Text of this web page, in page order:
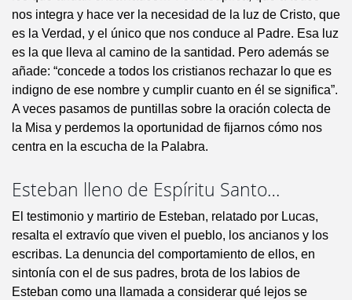
nos integra y hace ver la necesidad de la luz de Cristo, que
es la Verdad, y el único que nos conduce al Padre. Esa luz
es la que lleva al camino de la santidad. Pero además se
añade: “concede a todos los cristianos rechazar lo que es
indigno de ese nombre y cumplir cuanto en él se significa”.
A veces pasamos de puntillas sobre la oración colecta de
la Misa y perdemos la oportunidad de fijarnos cómo nos
centra en la escucha de la Palabra.
Esteban lleno de Espíritu Santo…
El testimonio y martirio de Esteban, relatado por Lucas,
resalta el extravío que viven el pueblo, los ancianos y los
escribas. La denuncia del comportamiento de ellos, en
sintonía con el de sus padres, brota de los labios de
Esteban como una llamada a considerar qué lejos se